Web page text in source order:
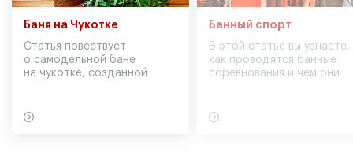
Баня на Чукотке
Статья повествует
о самодельной бане
на чукотке, созданной
Банный спорт
В этой статье вы узнаете,
как проводятся банные
соревнования и чем они